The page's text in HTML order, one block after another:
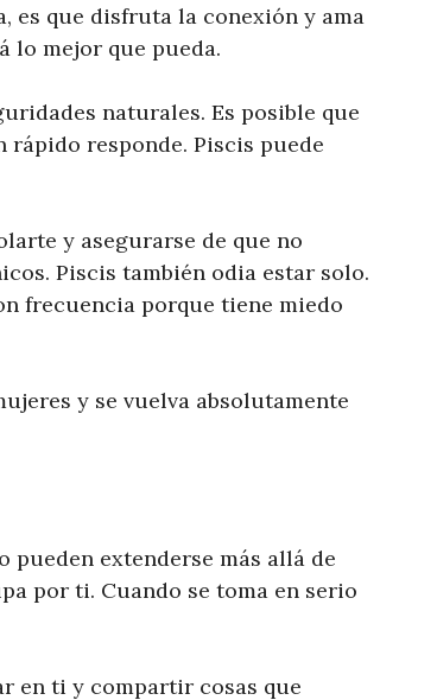
es que disfruta la conexión y ama
lo mejor que pueda.
naturales. Es posible que
responde. Piscis puede
y asegurarse de que no
Piscis también odia estar solo.
frecuencia porque tiene miedo
y se vuelva absolutamente
pueden extenderse más allá de
por ti. Cuando se toma en serio
en ti y compartir cosas que